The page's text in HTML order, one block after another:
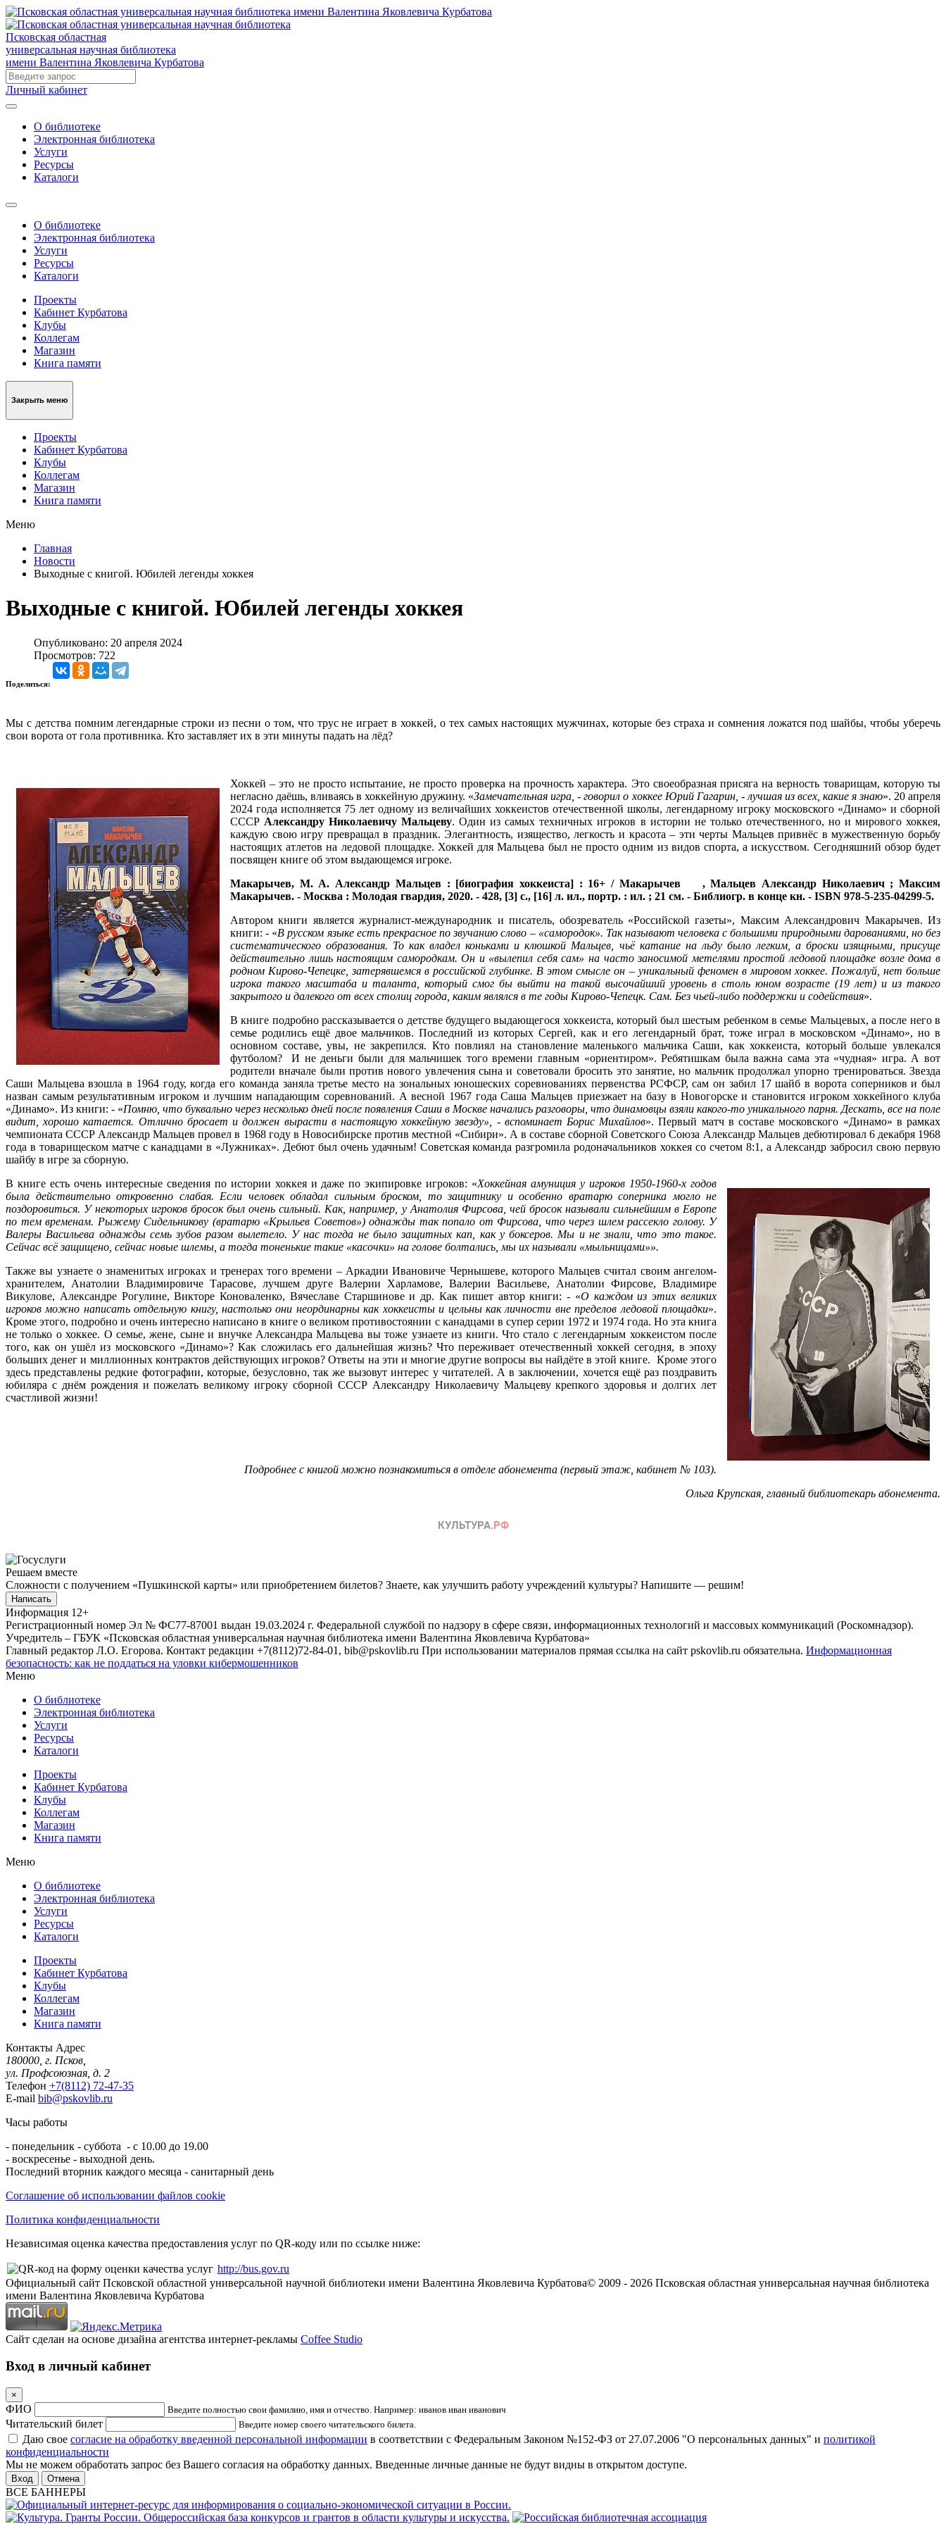
Псковская областная
универсальная научная библиотека
имени Валентина Яковлевича Курбатова
Личный кабинет
О библиотеке
Электронная библиотека
Услуги
Ресурсы
Каталоги
О библиотеке
Электронная библиотека
Услуги
Ресурсы
Каталоги
Проекты
Кабинет Курбатова
Клубы
Коллегам
Магазин
Книга памяти
Закрыть меню
Проекты
Кабинет Курбатова
Клубы
Коллегам
Магазин
Книга памяти
Меню
Главная
Новости
Выходные с книгой. Юбилей легенды хоккея
Выходные с книгой. Юбилей легенды хоккея
Опубликовано: 20 апреля 2024
Просмотров: 722
Поделиться:
Мы с детства помним легендарные строки из песни о том, что трус не играет в хоккей, о тех самых настоящих мужчинах, которые без страха и сомнения ложатся под шайбы, чтобы уберечь
свои ворота от гола противника. Кто заставляет их в эти минуты падать на лёд?
Хоккей – это не просто испытание, не просто проверка на прочность характера. Это своеобразная присяга на верность товарищам, которую ты
негласно даёшь, вливаясь в хоккейную дружину. «Замечательная игра, - говорил о хоккее Юрий Гагарин, - лучшая из всех, какие я знаю». 20 апреля
2024 года исполняется 75 лет одному из величайших хоккеистов отечественной школы, легендарному игроку московского «Динамо» и сборной
СССР Александру Николаевичу Мальцеву. Один из самых техничных игроков в истории не только отечественного, но и мирового хоккея,
каждую свою игру превращал в праздник. Элегантность, изящество, легкость и красота – эти черты Мальцев привнёс в мужественную борьбу
настоящих атлетов на ледовой площадке. Хоккей для Мальцева был не просто одним из видов спорта, а искусством. Сегодняшний обзор будет
посвящен книге об этом выдающемся игроке.
Макарычев, М. А. Александр Мальцев : [биография хоккеиста] : 16+ / Макарычев , Мальцев Александр Николаевич ; Максим
Макарычев. - Москва : Молодая гвардия, 2020. - 428, [3] с., [16] л. ил., портр. : ил. ; 21 см. - Библиогр. в конце кн. - ISBN 978-5-235-04299-5.
Автором книги является журналист-международник и писатель, обозреватель «Российской газеты», Максим Александрович Макарычев. Из
книги: - «В русском языке есть прекрасное по звучанию слово – «самородок». Так называют человека с большими природными дарованиями, но без
систематического образования. То как владел коньками и клюшкой Мальцев, чьё катание на льду было легким, а броски изящными, присуще
действительно лишь настоящим самородкам. Он и «вылепил себя сам» на часто заносимой метелями простой ледовой площадке возле дома в
родном Кирово-Чепецке, затерявшемся в российской глубинке. В этом смысле он – уникальный феномен в мировом хоккее. Пожалуй, нет больше
игрока такого масштаба и таланта, который смог бы выйти на такой высочайший уровень в столь юном возрасте (19 лет) и из такого
закрытого и далекого от всех столиц города, каким являлся в те годы Кирово-Чепецк. Сам. Без чьей-либо поддержки и содействия».
В книге подробно рассказывается о детстве будущего выдающегося хоккеиста, который был шестым ребенком в семье Мальцевых, а после него в
семье родились ещё двое мальчиков. Последний из которых Сергей, как и его легендарный брат, тоже играл в московском «Динамо», но в
основном составе, увы, не закрепился. Кто повлиял на становление маленького мальчика Саши, как хоккеиста, который больше увлекался
футболом? И не деньги были для мальчишек того времени главным «ориентиром». Ребятишкам была важна сама эта «чудная» игра. А вот
родители вначале были против нового увлечения сына и советовали бросить это занятие, но мальчик продолжал упорно тренироваться. Звезда
Саши Мальцева взошла в 1964 году, когда его команда заняла третье место на зональных юношеских соревнованиях первенства РСФСР, сам он забил 17 шайб в ворота соперников и был
назван самым результативным игроком и лучшим нападающим соревнований. А весной 1967 года Саша Мальцев приезжает на базу в Новогорске и становится игроком хоккейного клуба
«Динамо». Из книги: - «Помню, что буквально через несколько дней после появления Саши в Москве начались разговоры, что динамовцы взяли какого-то уникального парня. Дескать, все на поле
видит, хорошо катается. Отлично бросает и должен вырасти в настоящую хоккейную звезду», - вспоминает Борис Михайлов». Первый матч в составе московского «Динамо» в рамках
чемпионата СССР Александр Мальцев провел в 1968 году в Новосибирске против местной «Сибири». А в составе сборной Советского Союза Александр Мальцев дебютировал 6 декабря 1968
года в товарищеском матче с канадцами в «Лужниках». Дебют был очень удачным! Советская команда разгромила родоначальников хоккея со счетом 8:1, а Александр забросил свою первую
шайбу в игре за сборную.
В книге есть очень интересные сведения по истории хоккея и даже по экипировке игроков: «Хоккейная амуниция у игроков 1950-1960-х годов
была действительно откровенно слабая. Если человек обладал сильным броском, то защитнику и особенно вратарю соперника могло не
поздоровиться. У некоторых игроков бросок был очень сильный. Как, например, у Анатолия Фирсова, чей бросок называли сильнейшим в Европе
по тем временам. Рыжему Сидельникову (вратарю «Крыльев Советов») однажды так попало от Фирсова, что через шлем рассекло голову. У
Валеры Васильева однажды семь зубов разом вылетело. У нас тогда не было защитных кап, как у боксеров. Мы и не знали, что это такое.
Сейчас всё защищено, сейчас новые шлемы, а тогда тоненькие такие «касочки» на голове болтались, мы их называли «мыльницами»».
Также вы узнаете о знаменитых игроках и тренерах того времени – Аркадии Ивановиче Чернышеве, которого Мальцев считал своим ангелом-
хранителем, Анатолии Владимировиче Тарасове, лучшем друге Валерии Харламове, Валерии Васильеве, Анатолии Фирсове, Владимире
Викулове, Александре Рогулине, Викторе Коноваленко, Вячеславе Старшинове и др. Как пишет автор книги: - «О каждом из этих великих
игроков можно написать отдельную книгу, настолько они неординарны как хоккеисты и цельны как личности вне пределов ледовой площадки».
Кроме этого, подробно и очень интересно написано в книге о великом противостоянии с канадцами в супер серии 1972 и 1974 года. Но эта книга
не только о хоккее. О семье, жене, сыне и внучке Александра Мальцева вы тоже узнаете из книги. Что стало с легендарным хоккеистом после
того, как он ушёл из московского «Динамо»? Как сложилась его дальнейшая жизнь? Что переживает отечественный хоккей сегодня, в эпоху
больших денег и миллионных контрактов действующих игроков? Ответы на эти и многие другие вопросы вы найдёте в этой книге. Кроме этого
здесь представлены редкие фотографии, которые, безусловно, так же вызовут интерес у читателей. А в заключении, хочется ещё раз поздравить
юбиляра с днём рождения и пожелать великому игроку сборной СССР Александру Николаевичу Мальцеву крепкого здоровья и долгих лет
счастливой жизни!
Подробнее с книгой можно познакомиться в отделе абонемента (первый этаж, кабинет № 103).
Ольга Крупская, главный библиотекарь абонемента.
Решаем вместе
Сложности с получением «Пушкинской карты» или приобретением билетов? Знаете, как улучшить работу учреждений культуры? Напишите — решим!
Написать
Информация 12+
Регистрационный номер Эл № ФС77-87001 выдан 19.03.2024 г. Федеральной службой по надзору в сфере связи, информационных технологий и массовых коммуникаций (Роскомнадзор).
Учредитель – ГБУК «Псковская областная универсальная научная библиотека имени Валентина Яковлевича Курбатова»
Главный редактор Л.О. Егорова. Контакт редакции +7(8112)72-84-01, bib@pskovlib.ru При использовании материалов прямая ссылка на сайт pskovlib.ru обязательна. Информационная
безопасность: как не поддаться на уловки кибермошенников
Меню
О библиотеке
Электронная библиотека
Услуги
Ресурсы
Каталоги
Проекты
Кабинет Курбатова
Клубы
Коллегам
Магазин
Книга памяти
Меню
О библиотеке
Электронная библиотека
Услуги
Ресурсы
Каталоги
Проекты
Кабинет Курбатова
Клубы
Коллегам
Магазин
Книга памяти
Контакты Адрес
180000, г. Псков,
ул. Профсоюзная, д. 2
Телефон +7(8112) 72-47-35
E-mail bib@pskovlib.ru
Часы работы
- понедельник - суббота - с 10.00 до 19.00
- воскресенье - выходной день.
Последний вторник каждого месяца - санитарный день
Соглашение об использовании файлов cookie
Политика конфиденциальности
Независимая оценка качества предоставления услуг по QR-коду или по ссылке ниже:
http://bus.gov.ru
Официальный сайт Псковской областной универсальной научной библиотеки имени Валентина Яковлевича Курбатова© 2009 - 2026 Псковская областная универсальная научная библиотека
имени Валентина Яковлевича Курбатова
Сайт сделан на основе дизайна агентства интернет-рекламы Coffee Studio
Вход в личный кабинет
×
ФИО Введите полностью свои фамилию, имя и отчество. Например: иванов иван иванович
Читательский билет Введите номер своего читательского билета.
Даю свое согласие на обработку введенной персональной информации в соответствии с Федеральным Законом №152-ФЗ от 27.07.2006 "О персональных данных" и политикой
конфиденциальности
Мы не можем обработать запрос без Вашего согласия на обработку данных. Введенные личные данные не будут видны в открытом доступе.
Отмена
ВСЕ БАННЕРЫ